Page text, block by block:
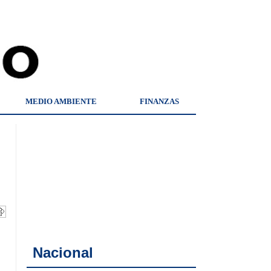
MEDIO AMBIENTE FINANZAS
Nacional